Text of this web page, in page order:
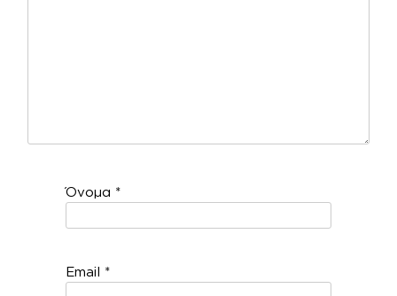
Όνομα *
Email *